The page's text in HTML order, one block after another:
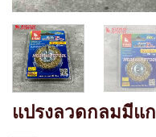
แปรงลวดกลมมีแ